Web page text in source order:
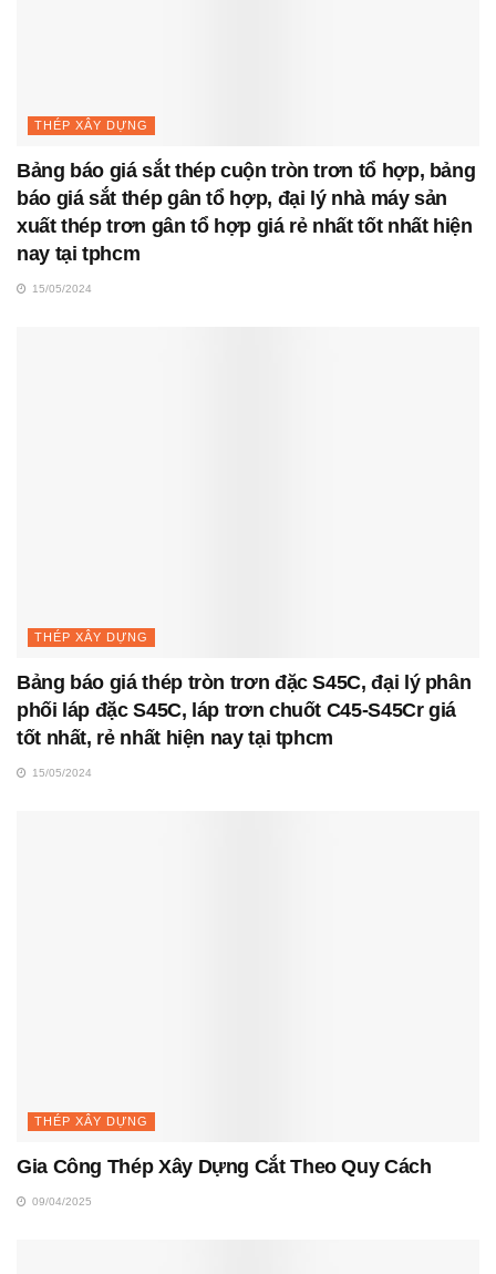
THÉP XÂY DỰNG
Bảng báo giá sắt thép cuộn tròn trơn tổ hợp, bảng
báo giá sắt thép gân tổ hợp, đại lý nhà máy sản
xuất thép trơn gân tổ hợp giá rẻ nhất tốt nhất hiện
nay tại tphcm
15/05/2024
THÉP XÂY DỰNG
Bảng báo giá thép tròn trơn đặc S45C, đại lý phân
phối láp đặc S45C, láp trơn chuốt C45-S45Cr giá
tốt nhất, rẻ nhất hiện nay tại tphcm
15/05/2024
THÉP XÂY DỰNG
Gia Công Thép Xây Dựng Cắt Theo Quy Cách
09/04/2025